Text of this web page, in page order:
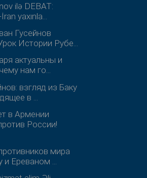
ilə DEBAT:
yaxınla...
Гусейнов
Истории Рубе...
актуальны и
нам го...
взгляд из Баку
в ...
в Армении
России!
мира
и Ереваном ...